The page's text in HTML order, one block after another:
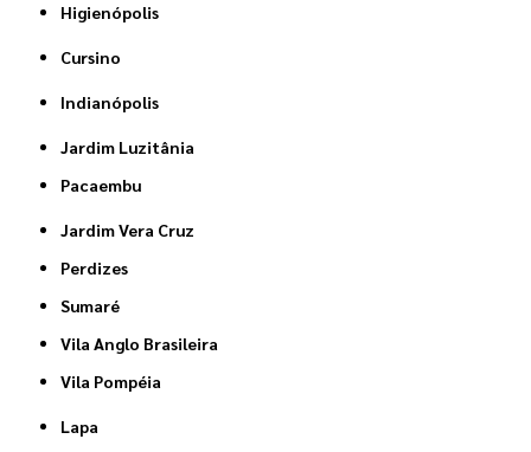
Higienópolis
Cursino
Indianópolis
Jardim Luzitânia
Pacaembu
Jardim Vera Cruz
Perdizes
Sumaré
Vila Anglo Brasileira
Vila Pompéia
Lapa